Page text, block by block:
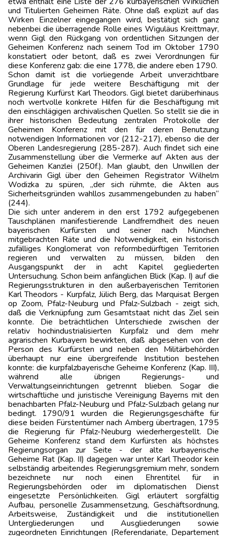
und Titulierten Geheimen Räte. Ohne daß explizit auf das
Wirken Einzelner eingegangen wird, bestätigt sich ganz
nebenbei die überragende Rolle eines Wiguläus Kreittmayr,
wenn Gigl den Rückgang von ordentlichen Sitzungen der
Geheimen Konferenz nach seinem Tod im Oktober 1790
konstatiert oder betont, daß es zwei Verordnungen für
diese Konferenz gab: die eine 1778, die andere eben 1790.
Schon damit ist die vorliegende Arbeit unverzichtbare
Grundlage für jede weitere Beschäftigung mit der
Regierung Kurfürst Karl Theodors. Gigl bietet darüberhinaus
noch wertvolle konkrete Hilfen für die Beschäftigung mit
den einschlägigen archivalischen Quellen. So stellt sie die in
ihrer historischen Bedeutung zentralen Protokolle der
Geheimen Konferenz mit den für deren Benutzung
notwendigen Informationen vor (212-217), ebenso die der
Oberen Landesregierung (285-287). Auch findet sich eine
Zusammenstellung über die Vermerke auf Akten aus der
Geheimen Kanzlei (250f.). Man glaubt, den Unwillen der
Archivarin Gigl über den Geheimen Registrator Wilhelm
Wodizka zu spüren, „der sich rühmte, die Akten aus
Sicherheitsgründen wahllos zusammengebunden zu haben“
(244).
Die sich unter anderem in den erst 1792 aufgegebenen
Tauschplänen manifestierende Landfremdheit des neuen
bayerischen Kurfürsten und seiner nach München
mitgebrachten Räte und die Notwendigkeit, ein historisch
zufälliges Konglomerat von reformbedürftigen Territorien
regieren und verwalten zu müssen, bilden den
Ausgangspunkt der in acht Kapitel gegliederten
Untersuchung. Schon beim anfänglichen Blick (Kap. I) auf die
Regierungsstrukturen in den außerbayerischen Territorien
Karl Theodors - Kurpfalz, Jülich Berg, das Marquisat Bergen
op Zoom, Pfalz-Neuburg und Pfalz-Sulzbach - zeigt sich,
daß die Verknüpfung zum Gesamtstaat nicht das Ziel sein
konnte. Die beträchtlichen Unterschiede zwischen der
relativ hochindustrialisierten Kurpfalz und dem mehr
agrarischen Kurbayern bewirkten, daß abgesehen von der
Person des Kurfürsten und neben den Militärbehörden
überhaupt nur eine übergreifende Institution bestehen
konnte: die kurpfalzbayerische Geheime Konferenz (Kap. III),
während alle übrigen Regierungs- und
Verwaltungseinrichtungen getrennt blieben. Sogar die
wirtschaftliche und juristische Vereinigung Bayerns mit den
benachbarten Pfalz-Neuburg und Pfalz-Sulzbach gelang nur
bedingt. 1790/91 wurden die Regierungsgeschäfte für
diese beiden Fürstentümer nach Amberg übertragen, 1795
die Regierung für Pfalz-Neuburg wiederhergestellt. Die
Geheime Konferenz stand dem Kurfürsten als höchstes
Regierungsorgan zur Seite - der alte kurbayerische
Geheime Rat (Kap. II) dagegen war unter Karl Theodor kein
selbständig arbeitendes Regierungsgremium mehr, sondern
bezeichnete nur noch einen Ehrentitel für in
Regierungsbehörden oder im diplomatischen Dienst
eingesetzte Persönlichkeiten. Gigl erläutert sorgfältig
Aufbau, personelle Zusammensetzung, Geschäftsordnung,
Arbeitsweise, Zuständigkeit und die institutionellen
Untergliederungen und Ausgliederungen sowie
zugeordneten Einrichtungen (Referendariate, Departement